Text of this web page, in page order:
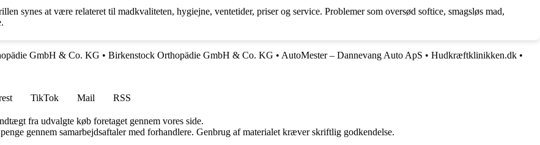
synes at være relateret til madkvaliteten, hygiejne, ventetider, priser og service. Problemer som oversød softice, smagsløs mad,
GmbH & Co. KG • Birkenstock Orthopädie GmbH & Co. KG • AutoMester – Dannevang Auto ApS • Hudkræftklinikken.dk •
TikTok Mail
RSS
fra udvalgte køb foretaget gennem vores side.
gennem samarbejdsaftaler med forhandlere. Genbrug af materialet kræver skriftlig godkendelse.